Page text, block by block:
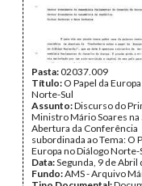
Pasta:02037.009
Título: O Papel da
Norte-Sul
Assunto:Discurso do
Ministro Mário Soares na
Abertura da Conferência
subordinada ao Tema: O
Europa no Diálogo Norte-
Data:Segunda, 9 de Abril
Fundo:AMS - Arquivo